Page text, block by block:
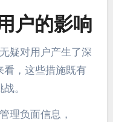
户的影响
疑对用户产生了深
看， 这些措施既有
战。
理负面信息 ，